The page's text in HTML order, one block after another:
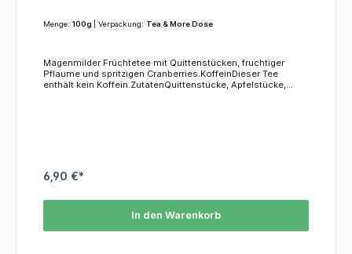
Menge: 100g | Verpackung: Tea & More Dose
Magenmilder Früchtetee mit Quittenstücken, fruchtiger
Pflaume und spritzigen Cranberries.KoffeinDieser Tee
enthält kein Koffein.ZutatenQuittenstücke, Apfelstücke,
6,90 €*
In den Warenkorb